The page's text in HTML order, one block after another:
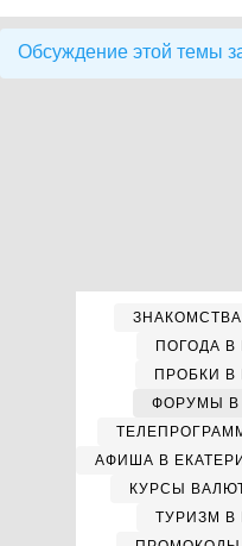
Обсуждение этой темы
ПОГОДА В
ПРОБКИ В
ФОРУМЫ В
АФИША В
КУРСЫ
ТУРИЗМ В